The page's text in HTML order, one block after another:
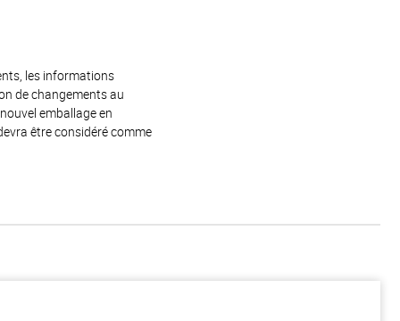
les informations
de changements au
emballage en
être considéré comme